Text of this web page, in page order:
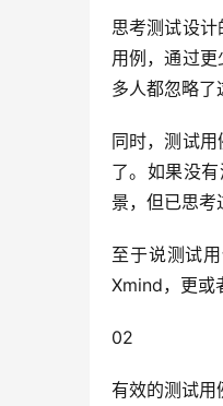
思考测试设
用例，通过
多人都忽略了
同时，测试
了。如果没
景，但已思考
至于说测试
Xmind，更或
02
有效的测试用